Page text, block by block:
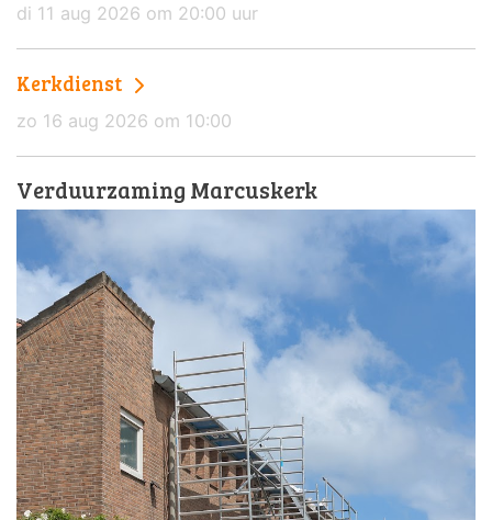
di 11 aug 2026 om 20:00 uur
Kerkdienst
zo 16 aug 2026 om 10:00
Verduurzaming Marcuskerk